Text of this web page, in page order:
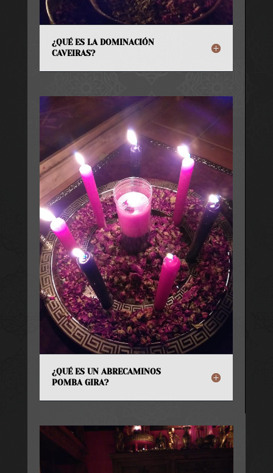
¿QUÉ ES LA DOMINACIÓN
CAVEIRAS?
¿QUÉ ES UN ABRECAMINOS
POMBA GIRA?